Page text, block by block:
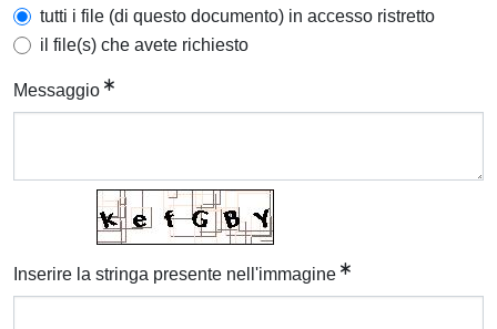
tutti i file (di questo documento) in accesso ristretto
il file(s) che avete richiesto
Messaggio
Inserire la stringa presente nell'immagine